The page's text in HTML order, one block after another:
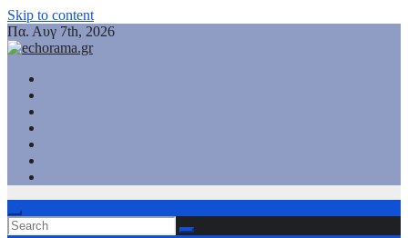
Skip to content
Πα. Αυγ 7th, 2026